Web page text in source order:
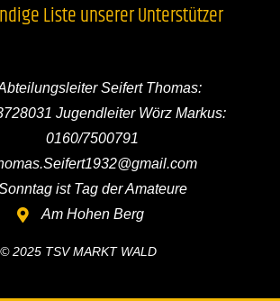
Liste unserer Unterstützer
Seifert Thomas:
Jugendleiter Wörz Markus:
0160/7500791
ist Tag der Amateure
Am Hohen Berg
© 2025 TSV MARKT WALD